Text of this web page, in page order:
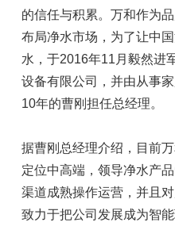
的信任与积累。万和作为
布局净水市场，为了让中
水，于2016年11月毅然进
设备有限公司，并由从事
10年的曹刚担任总经理。
据曹刚总经理介绍，目前
定位中高端，领导净水产
渠道成熟操作运营，并且
致力于把公司发展成为智